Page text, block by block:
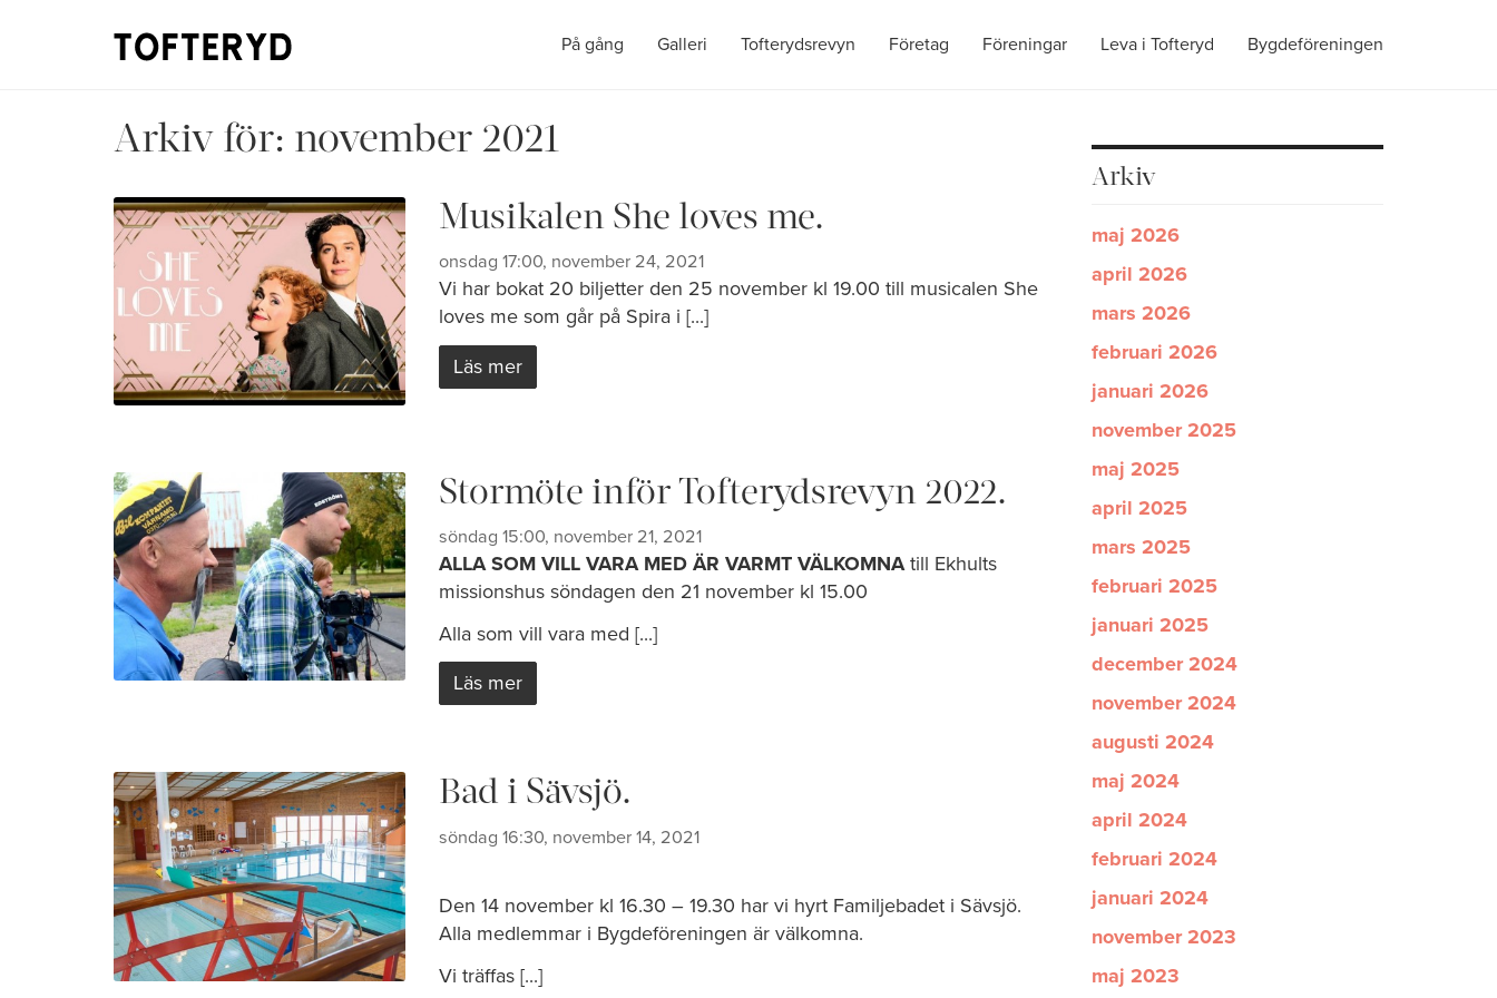
På gång Galleri Tofterydsrevyn Företag Föreningar Leva i Tofteryd Bygdeföreningen
Arkiv för: november 2021
Musikalen She loves me.
onsdag 17:00, november 24, 2021
Vi har bokat 20 biljetter den 25 november kl 19.00 till musicalen She
loves me som går på Spira i [...]
Läs mer
Stormöte inför Tofterydsrevyn 2022.
söndag 15:00, november 21, 2021
ALLA SOM VILL VARA MED ÄR VARMT VÄLKOMNAtill Ekhults
missionshus söndagen den 21 november kl 15.00
Alla som vill vara med [...]
Läs mer
Bad i Sävsjö.
söndag 16:30, november 14, 2021
Den 14 november kl 16.30 – 19.30 har vi hyrt Familjebadet i Sävsjö.
Alla medlemmar i Bygdeföreningen är välkomna.
Vi träffas [...]
Arkiv
maj 2026
april 2026
mars 2026
februari 2026
januari 2026
november 2025
maj 2025
april 2025
mars 2025
februari 2025
januari 2025
december 2024
november 2024
augusti 2024
maj 2024
april 2024
februari 2024
januari 2024
november 2023
maj 2023